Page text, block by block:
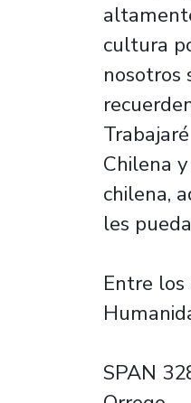
cultura
nosotros
Chilena
chilena,
les
Entre
SPAN